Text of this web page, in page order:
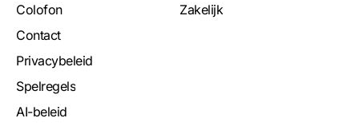
Colofon
Contact
Privacybeleid
Spelregels
AI-beleid
Zakelijk